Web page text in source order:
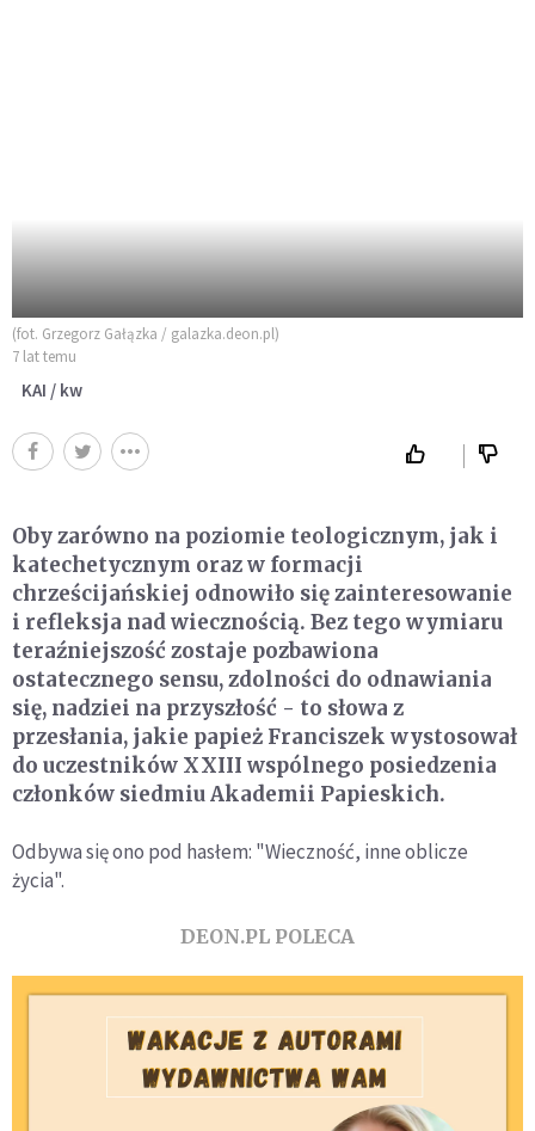
(fot. Grzegorz Gałązka / galazka.deon.pl)
7 lat temu
KAI / kw
Oby zarówno na poziomie teologicznym, jak i
katechetycznym oraz w formacji
chrześcijańskiej odnowiło się zainteresowanie
i refleksja nad wiecznością. Bez tego wymiaru
teraźniejszość zostaje pozbawiona
ostatecznego sensu, zdolności do odnawiania
się, nadziei na przyszłość - to słowa z
przesłania, jakie papież Franciszek wystosował
do uczestników XXIII wspólnego posiedzenia
członków siedmiu Akademii Papieskich.
Odbywa się ono pod hasłem: "Wieczność, inne oblicze
życia".
DEON.PL POLECA